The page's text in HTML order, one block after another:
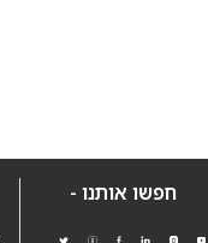
חפשו אותנו -